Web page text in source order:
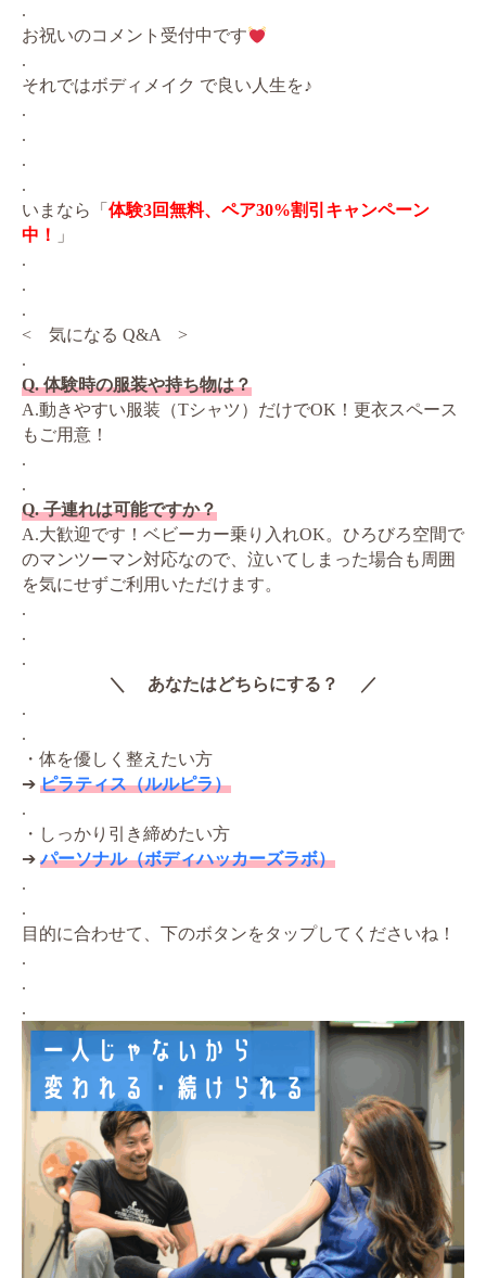
.
お祝いのコメント受付中です
.
それではボディメイク で良い人生を♪
.
.
.
.
いまなら「 体験3回無料、ペア30%割引キャンペーン
中！
」
.
.
.
< 気になる Q&A >
.
Q. 体験時の服装や持ち物は？
A.動きやすい服装（Tシャツ）だけでOK！更衣スペース
もご用意！
.
.
Q. 子連れは可能ですか？
A.大歓迎です！ベビーカー乗り入れOK。ひろびろ空間で
のマンツーマン対応なので、泣いてしまった場合も周囲
を気にせずご利用いただけます。
.
.
.
＼ あなたはどちらにする？ ／
.
.
・体を優しく整えたい方
➔ ピラティス（ルルピラ）
.
・しっかり引き締めたい方
➔パーソナル（ボディハッカーズラボ）
.
.
目的に合わせて、下のボタンをタップしてくださいね！
.
.
.